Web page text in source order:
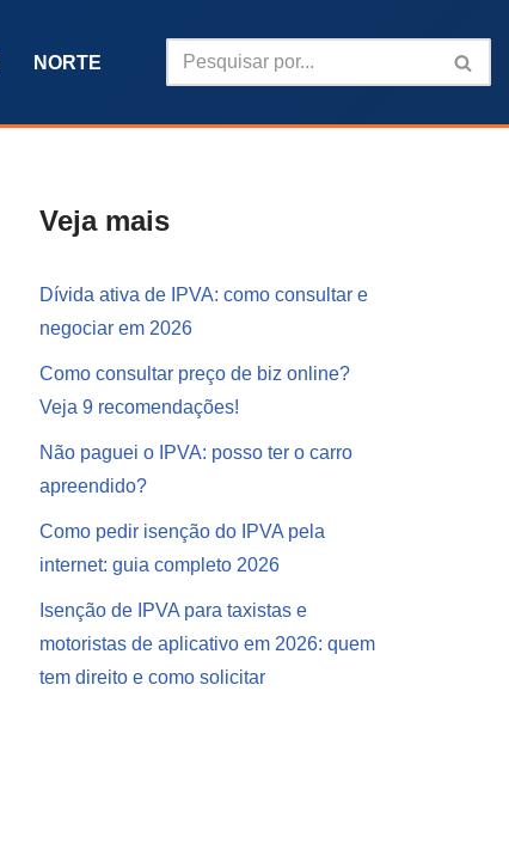
NORTE
Veja mais
Dívida ativa de IPVA: como consultar e
negociar em 2026
Como consultar preço de biz online?
Veja 9 recomendações!
Não paguei o IPVA: posso ter o carro
apreendido?
Como pedir isenção do IPVA pela
internet: guia completo 2026
Isenção de IPVA para taxistas e
motoristas de aplicativo em 2026: quem
tem direito e como solicitar